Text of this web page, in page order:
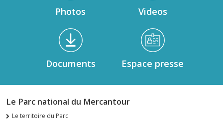
Photos Videos
Documents Espace presse
Le Parc national du Mercantour
Le territoire du Parc